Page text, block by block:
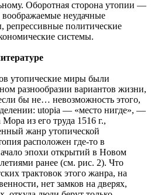
Оборотная сторона утопии —
неудачные
репрессивные политические
системы.
утопические миры были
разнообразии вариантов жизни,
бы не… невозможность этого,
utopia — «место нигде», —
из его труда 1516 г.,
жанр утопической
расположен где-то в
эпохи открытий в Новом
ранее (см. рис. 2). Что
трактовок этого жанра, на
нет замков на дверях,